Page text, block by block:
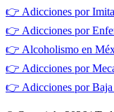
👉 Adicciones por
👉 Adicciones por
👉 Alcoholismo en
👉 Adicciones por
👉 Adicciones por